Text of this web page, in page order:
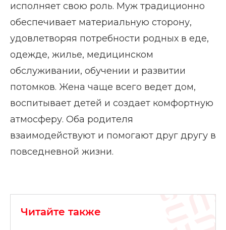
исполняет свою роль. Муж традиционно
обеспечивает материальную сторону,
удовлетворяя потребности родных в еде,
одежде, жилье, медицинском
обслуживании, обучении и развитии
потомков. Жена чаще всего ведет дом,
воспитывает детей и создает комфортную
атмосферу. Оба родителя
взаимодействуют и помогают друг другу в
повседневной жизни.
Читайте также